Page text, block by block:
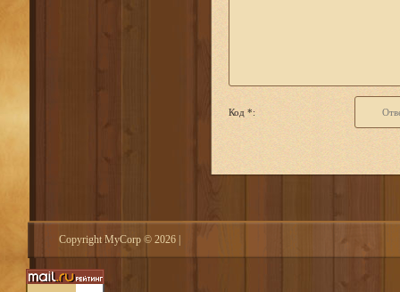
Код *:
Copyright MyCorp © 2026